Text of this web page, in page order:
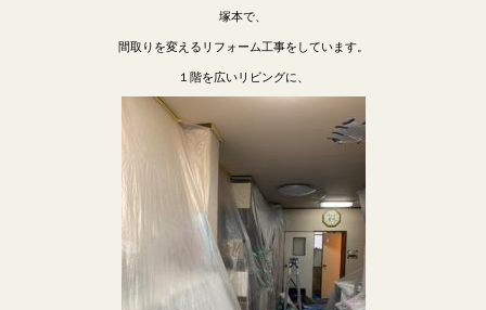
塚本で、
間取りを変えるリフォーム工事をしています。
１階を広いリビングに、